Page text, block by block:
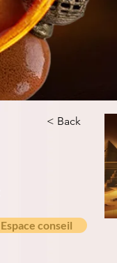
< Back
Espace conseil